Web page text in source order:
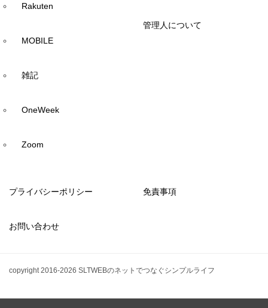
Rakuten
MOBILE
雑記
OneWeek
Zoom
管理人について
プライバシーポリシー 免責事項
お問い合わせ
copyright 2016-2026 SLTWEBのネットでつなぐシンプルライフ